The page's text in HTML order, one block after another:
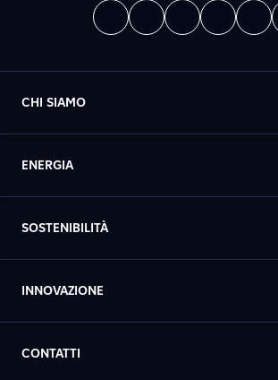
CHI SIAMO
ENERGIA
SOSTENIBILITÀ
INNOVAZIONE
CONTATTI